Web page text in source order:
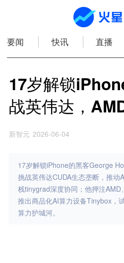
要闻 快讯 直播
17岁解锁
战英伟达，
新智元 2026-06-04
17岁解锁iPhone的黑客George
挑战英伟达CUDA生态垄断，推动
栈tinygrad深度协同；他押注
推出商品化AI算力设备Tinybox，
算力护城河。